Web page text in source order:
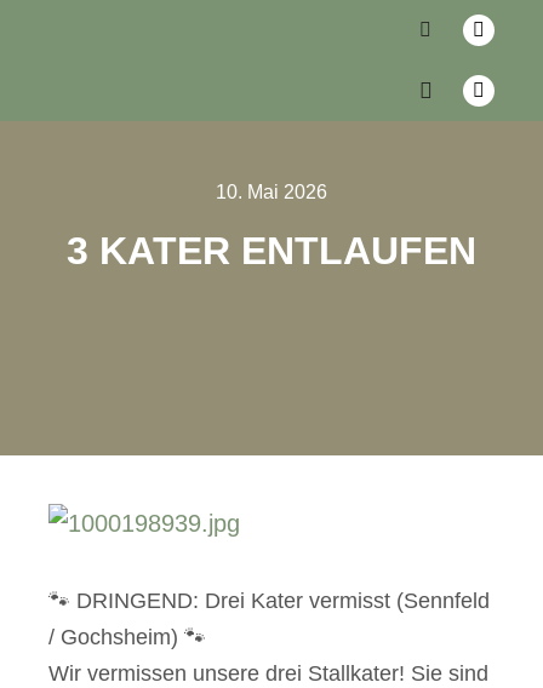
10. Mai 2026
3 KATER ENTLAUFEN
🐾 DRINGEND: Drei Kater vermisst (Sennfeld
/ Gochsheim) 🐾
Wir vermissen unsere drei Stallkater! Sie sind